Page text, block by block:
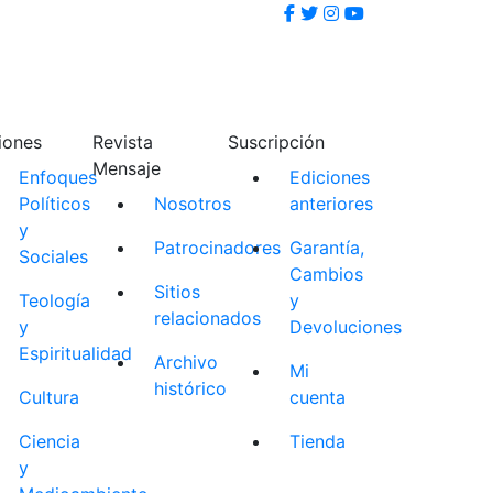
Enfoques
Políticos
y
Sociales
Teología
y
Espiritualidad
Cultura
Ciencia
y
Revista
Mensaje
Nosotros
Patrocinadores
Sitios
relacionados
Archivo
histórico
Suscripción
Ediciones
anteriores
Garantía,
Cambios
y
Devoluciones
Mi
cuenta
Tienda